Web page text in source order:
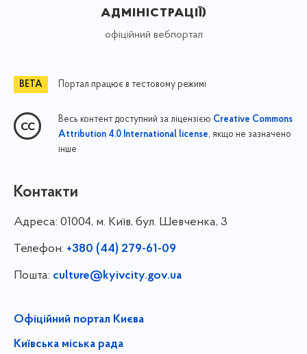
адміністрації)
офіційний вебпортал
Портал працює в тестовому режимі
Весь контент доступний за ліцензією Creative Commons
Attribution 4.0 International license, якщо не зазначено
інше
Контакти
Адреса: 01004, м. Київ, бул. Шевченка, 3
Телефон: +380 (44) 279-61-09
Пошта: culture@kyivcity.gov.ua
Офіційний портал Києва
Київська міська рада